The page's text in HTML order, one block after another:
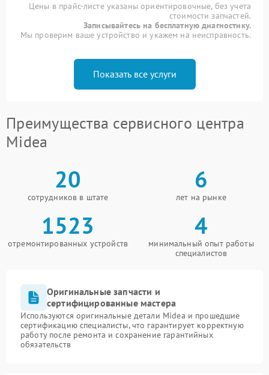
Цены в прайс-листе указаны ориентировочные, без учета
стоимости запчастей.
Записывайтесь на бесплатную диагностику.
Мы проверим ваше устройство и укажем на неисправность.
Показать все услуги
Преимущества сервисного центра
Midea
20
сотрудников в штате
6
лет на рынке
1523
отремонтированных устройств
4
минимальный опыт работы
специалистов
Оригинальные запчасти и
сертифицированные мастера
Используются оригинальные детали Midea и прошедшие
сертификацию специалисты, что гарантирует корректную
работу после ремонта и сохранение гарантийных
обязательств